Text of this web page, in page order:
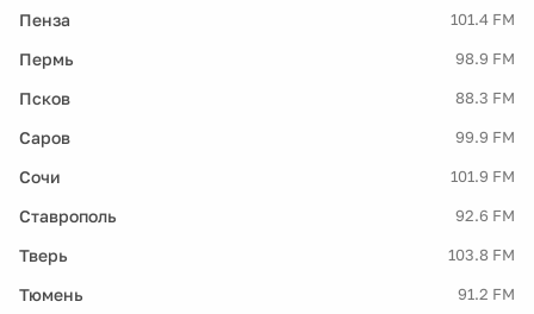
Пенза 101.4 FM
Пермь 98.9 FM
Псков 88.3 FM
Саров 99.9 FM
Сочи 101.9 FM
Ставрополь 92.6 FM
Тверь 103.8 FM
Тюмень 91.2 FM